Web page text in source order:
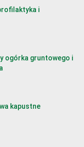
i
ogórka gruntowego i
kapustne